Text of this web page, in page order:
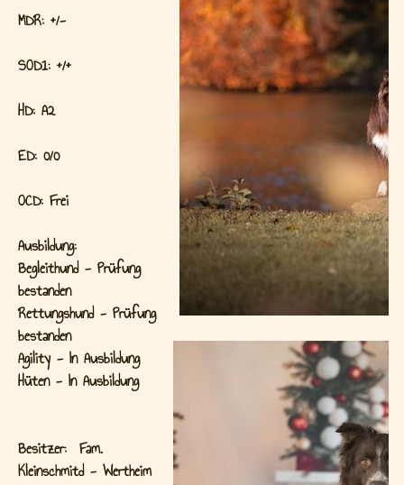
MDR: +/-
SOD1: +/+
HD: A2
ED: 0/0
OCD: Frei
Ausbildung:
Begleithund - Prüfung
bestanden
Rettungshund - Prüfung
bestanden
Agility - In Ausbildung
Hüten - In Ausbildung
Besitzer: Fam.
Kleinschmitd - Wertheim